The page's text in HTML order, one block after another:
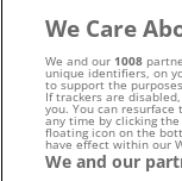
Alle Anbieter
Deutschland
We Care
We and our 1008
unique identifiers, on
to support the
If trackers are
you. You can
any time by clicking
floating icon on the
have effect within our
We and our